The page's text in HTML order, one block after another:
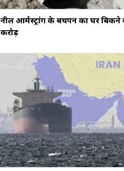
नील आर्मस्ट्रांग के बचपन का घर बिकने
करोड़